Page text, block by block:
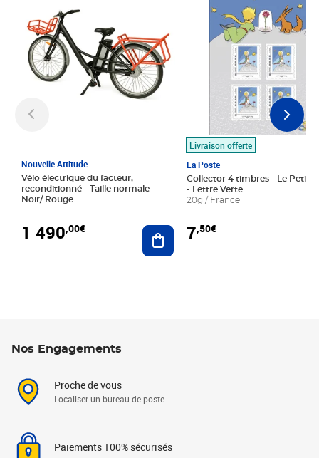
Nouvelle Attitude
Vélo électrique du facteur,
reconditionné - Taille normale -
Noir/ Rouge
1 490,00€ Ajouter au panier
Livraison offerte
La Poste
Collector 4 timbres - Le Petit
- Lettre Verte
20g / France
7,50€
Nos Engagements
Proche de vous
Localiser un bureau de poste
Paiements 100% sécurisés